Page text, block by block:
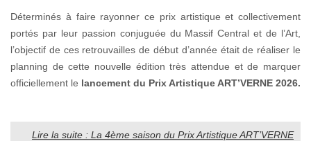
Déterminés à faire rayonner ce prix artistique et collectivement
portés par leur passion conjuguée du Massif Central et de l’Art,
l’objectif de ces retrouvailles de début d’année était de réaliser le
planning de cette nouvelle édition très attendue et de marquer
officiellement le lancement du Prix Artistique ART’VERNE 2026.
Lire la suite : La 4ème saison du Prix Artistique ART’VERNE